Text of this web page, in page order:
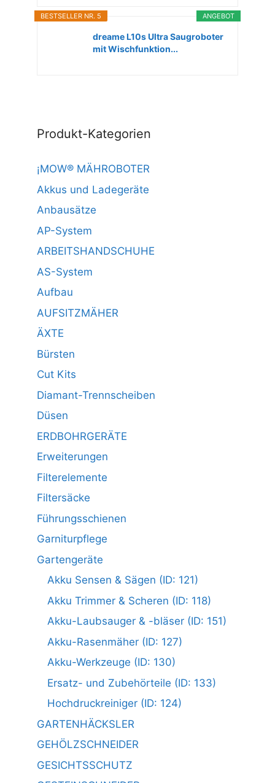
ANGEBOT
BESTSELLER NR. 5
dreame L10s Ultra Saugroboter
mit Wischfunktion...
Produkt-Kategorien
¡MOW® MÄHROBOTER
Akkus und Ladegeräte
Anbausätze
AP-System
ARBEITSHANDSCHUHE
AS-System
Aufbau
AUFSITZMÄHER
ÄXTE
Bürsten
Cut Kits
Diamant-Trennscheiben
Düsen
ERDBOHRGERÄTE
Erweiterungen
Filterelemente
Filtersäcke
Führungsschienen
Garniturpflege
Gartengeräte
Akku Sensen & Sägen (ID: 121)
Akku Trimmer & Scheren (ID: 118)
Akku-Laubsauger & -bläser (ID: 151)
Akku-Rasenmäher (ID: 127)
Akku-Werkzeuge (ID: 130)
Ersatz- und Zubehörteile (ID: 133)
Hochdruckreiniger (ID: 124)
GARTENHÄCKSLER
GEHÖLZSCHNEIDER
GESICHTSSCHUTZ